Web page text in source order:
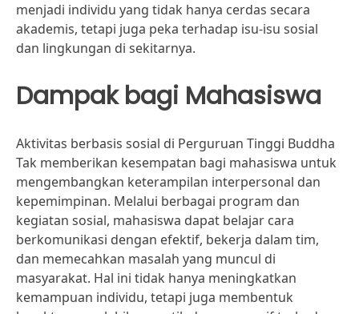
menjadi individu yang tidak hanya cerdas secara
akademis, tetapi juga peka terhadap isu-isu sosial
dan lingkungan di sekitarnya.
Dampak bagi Mahasiswa
Aktivitas berbasis sosial di Perguruan Tinggi Buddha
Tak memberikan kesempatan bagi mahasiswa untuk
mengembangkan keterampilan interpersonal dan
kepemimpinan. Melalui berbagai program dan
kegiatan sosial, mahasiswa dapat belajar cara
berkomunikasi dengan efektif, bekerja dalam tim,
dan memecahkan masalah yang muncul di
masyarakat. Hal ini tidak hanya meningkatkan
kemampuan individu, tetapi juga membentuk